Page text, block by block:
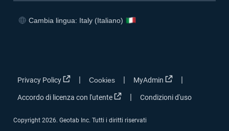
Cambia lingua: Italy (Italiano)
Privacy Policy Apri in una nuova finestra
| Cookies | MyAdmin Apri in una
|
Accordo di licenza con l'utente Apri in una nuova finestra
| Condizioni d'uso
Copyright 2026. Geotab Inc. Tutti i diritti riservati